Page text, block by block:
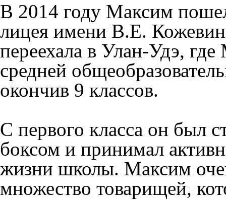
В 2014 году Максим
лицея имени В.Е.
переехала в Улан-Удэ,
средней
окончив 9 классов.
С первого класса он был
боксом и принимал
жизни школы. Максим
множество товарищей,